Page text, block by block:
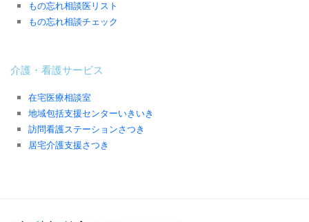
もの忘れ相談医リスト
もの忘れ相談チェック
介護・看護サービス
在宅医療相談室
地域包括支援センターいきいき
訪問看護ステーションさつき
居宅介護支援さつき